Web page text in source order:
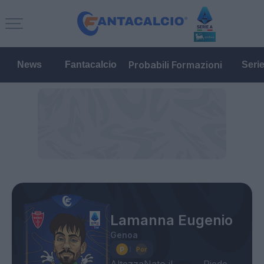
News Fantacalcio Probabili Formazioni
Lamanna Eugenio
Genoa